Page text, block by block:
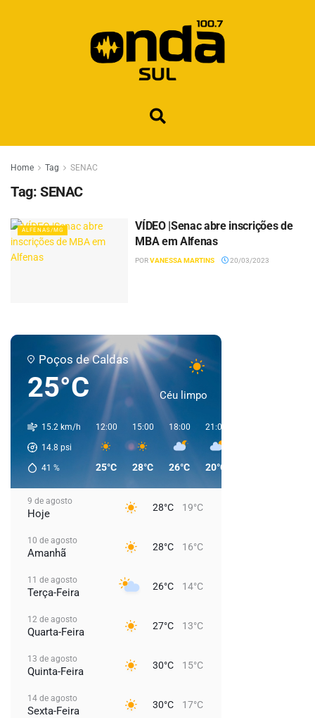
Home Tag SENAC
Tag: SENAC
ALFENAS/MG
VÍDEO |Senac abre inscrições de
MBA em Alfenas
PORVANESSA MARTINS 20/03/2023
Poços de Caldas
25°C Céu limpo
15.2 km/h
14.8 psi
41 %
12:00
25°C
15:00
28°C
18:00
26°C
21:00
20°C
9 de agosto
Hoje 28°C 19°C
10 de agosto
Amanhã 28°C 16°C
11 de agosto
Terça-Feira 26°C 14°C
12 de agosto
Quarta-Feira 27°C 13°C
13 de agosto
Quinta-Feira 30°C 15°C
14 de agosto
Sexta-Feira 30°C 17°C